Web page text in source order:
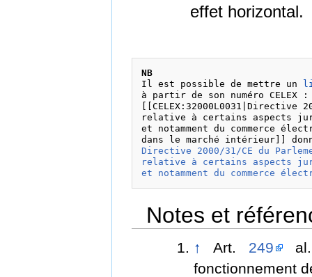
effet horizontal.
NB
Il est possible de mettre un
à partir de son numéro CELEX :
[[CELEX:32000L0031|Directive
relative à certains aspects
et notamment du commerce
Directive 2000/31/CE du
relative à certains aspects
et notamment du commerce
Notes et
↑ Art. 249
fonctionnement